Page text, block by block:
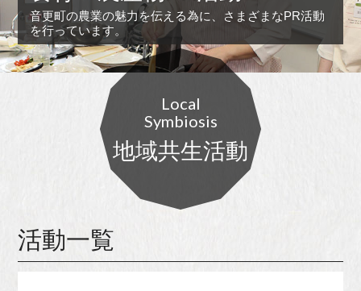
音更町の農業の魅力を伝える為に、さまざまなPR活動
を行っています。
Local
Symbiosis
地域共生活動
活動一覧